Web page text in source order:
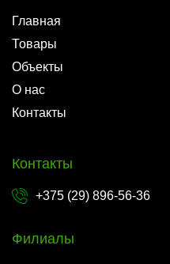
Главная
Товары
Объекты
О нас
Контакты
Контакты
+375 (29) 896-56-36
Филиалы